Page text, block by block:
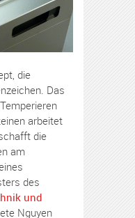
die
Das
arbeitet
die
am
des
und
Nguyen